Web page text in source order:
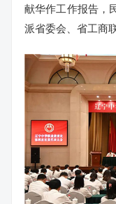
献华作工作报告，
派省委会、省工商